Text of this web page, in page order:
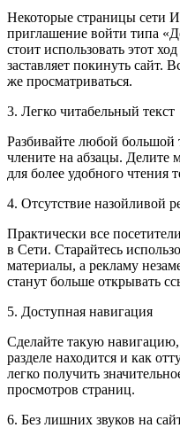
Некоторые страницы сети
приглашение войти типа
стоит использовать этот
заставляет покинуть сайт.
же просматриваться.
3. Легко читабельный текст
Разбивайте любой большой
члените на абзацы. Делите
для более удобного чтения
4. Отсутствие назойливой
Практически все
в Сети. Старайтесь
материалы, а рекламу
станут больше открывать
5. Доступная навигация
Сделайте такую
разделе находится и как
легко получить
просмотров страниц.
6. Без лишних звуков на